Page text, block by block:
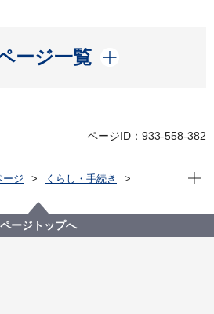
ージ一覧
開く
ページID：933-558-382
ージ
くらし・手続き
進ガイドライン年次報告書
ガイドライン年次報告書（2018年度
現在
ページトップへ